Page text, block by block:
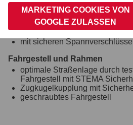
mit langlebigem und
Bordwände aus Stahlblech mit
Zink-Beschichtung), einwandig
feste Vorderwand
mit sicheren
Fahrgestell und Rahmen
optimale Straßenlage durch
Fahrgestell mit STEMA
Zugkugelkupplung mit
geschraubtes Fahrgestell
MARKETING COOKIES VON
GOOGLE ZULASSEN